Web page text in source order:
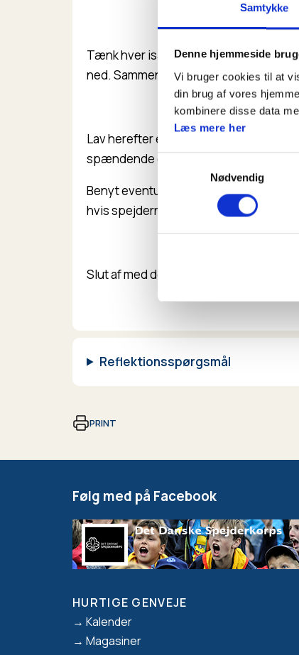
Samtykke
Denne hjemmeside
Vi bruger cookies til at
din brug af vores
kombinere disse data
Læs mere her
Samtykkevalg
Nødvendig
Tænk hver især over hvad I har spist i
ned. Sammen i patruljen skal I så give
Lav herefter en madplan for en uge for
spændende og kreativ kan I være med
Benyt eventuelt nogle tilbudsreklamer
hvis spejderne har det svært med at
Slut af med den sidste del af aktiviteten
Reflektionsspørgsmål
PRINT
Følg med på Facebook
Footer
HURTIGE GENVEJE
Kalender
Magasiner